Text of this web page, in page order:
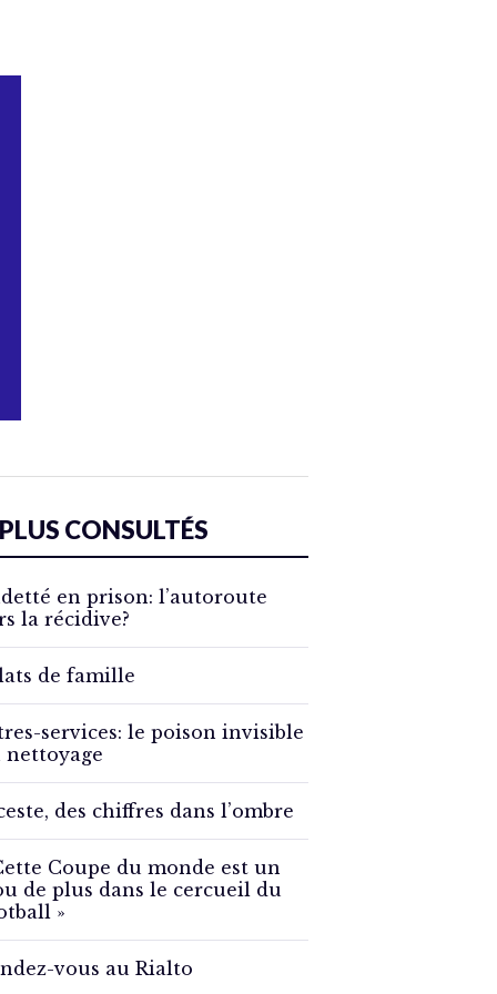
CONSULTÉS
en prison: l’autoroute
la récidive?
de famille
services: le poison invisible
nettoyage
des chiffres dans l’ombre
Coupe du monde est un
de plus dans le cercueil du
»
vous au Rialto